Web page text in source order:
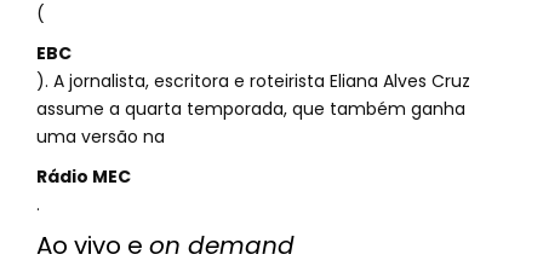
(
EBC
). A jornalista, escritora e roteirista Eliana Alves Cruz
assume a quarta temporada, que também ganha
uma versão na
Rádio MEC
.
Ao vivo e on demand